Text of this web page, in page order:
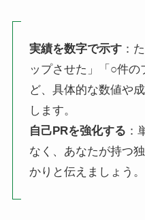
実績を数字で示す ：
ップさせた」「○件
ど、具体的な数値や
します。
自己PRを強化する ：
なく、あなたが持つ
かりと伝えましょう。